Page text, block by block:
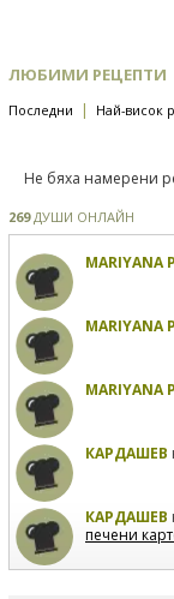
ЛЮБИМИ РЕЦЕПТИ
Последни | Най-висок
Не бяха намерени
269ДУШИ ОНЛАЙН
MARIYANA
MARIYANA
MARIYANA
КАРДАШЕВ
КАРДАШЕВ
печени